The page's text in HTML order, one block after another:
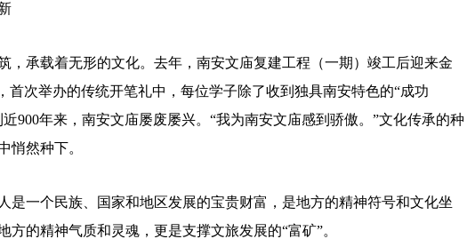
承载着无形的文化。去年，南安文庙复建工程（一期）竣工后迎来金
首次举办的传统开笔礼中，每位学子除了收到独具南安特色的“成功
900年来，南安文庙屡废屡兴。“我为南安文庙感到骄傲。”文化传承的种
悄然种下。
一个民族、国家和地区发展的宝贵财富，是地方的精神符号和文化坐
方的精神气质和灵魂，更是支撑文旅发展的“富矿”。